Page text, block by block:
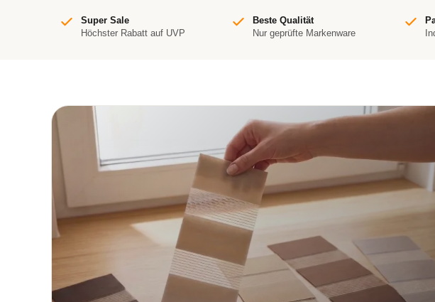
Super Sale
Höchster Rabatt auf UVP
Beste Qualität
Nur geprüfte Markenware